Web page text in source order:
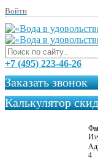
Войти
+7 (495) 223-46-26
Заказать звонок
Калькулятор
4